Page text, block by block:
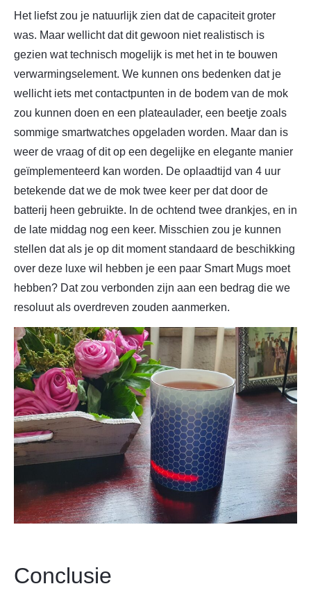
Het liefst zou je natuurlijk zien dat de capaciteit groter
was. Maar wellicht dat dit gewoon niet realistisch is
gezien wat technisch mogelijk is met het in te bouwen
verwarmingselement. We kunnen ons bedenken dat je
wellicht iets met contactpunten in de bodem van de mok
zou kunnen doen en een plateaulader, een beetje zoals
sommige smartwatches opgeladen worden. Maar dan is
weer de vraag of dit op een degelijke en elegante manier
geïmplementeerd kan worden. De oplaadtijd van 4 uur
betekende dat we de mok twee keer per dat door de
batterij heen gebruikte. In de ochtend twee drankjes, en in
de late middag nog een keer. Misschien zou je kunnen
stellen dat als je op dit moment standaard de beschikking
over deze luxe wil hebben je een paar Smart Mugs moet
hebben? Dat zou verbonden zijn aan een bedrag die we
resoluut als overdreven zouden aanmerken.
Conclusie